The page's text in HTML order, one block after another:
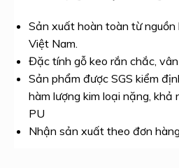
Sản xuất hoàn toàn từ nguồn
Việt Nam.
Đặc tính gỗ keo rắn chắc,
Sản phẩm được SGS kiểm
hàm lượng kim loại nặng, khả
PU
Nhận sản xuất theo đơn